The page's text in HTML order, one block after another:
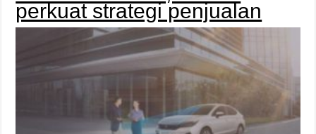
perkuat strategi penjualan